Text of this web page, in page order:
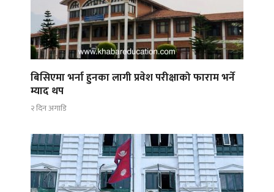
बिसिएमा भर्ना हुनका लागी प्रवेश परीक्षाको फाराम भर्ने
म्याद थप
२ दिन अगाडि